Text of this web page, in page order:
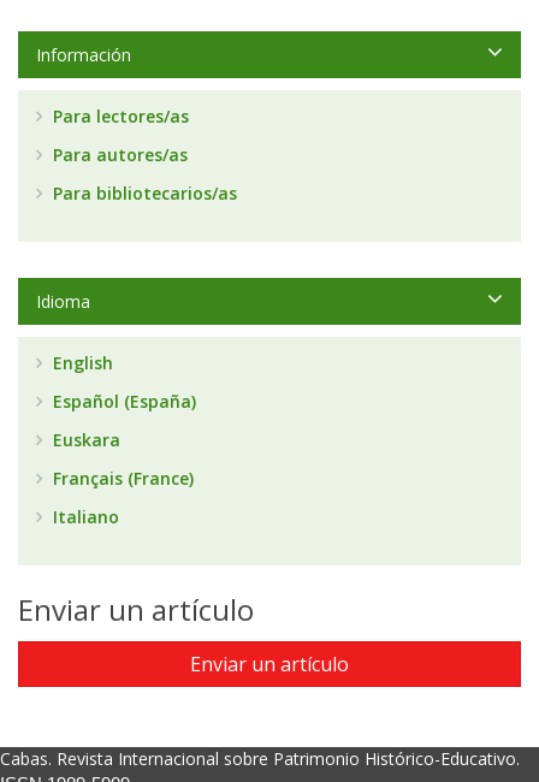
Información
Para lectores/as
Para autores/as
Para bibliotecarios/as
Idioma
English
Español (España)
Euskara
Français (France)
Italiano
Enviar un artículo
Enviar un artículo
Cabas. Revista Internacional sobre Patrimonio Histórico-Educativo.